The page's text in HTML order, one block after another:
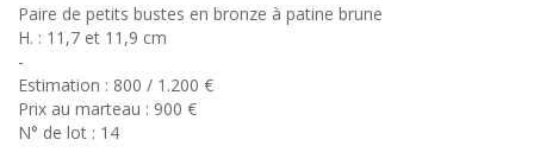
Paire de petits bustes en bronze à patine brune
H. : 11,7 et 11,9 cm
-
Estimation : 800 / 1.200 €
Prix au marteau : 900 €
N° de lot : 14